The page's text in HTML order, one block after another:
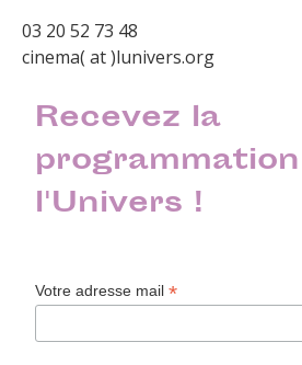
03 20 52 73 48
cinema( at )lunivers.org
Recevez la
l'Univers !
Votre adresse mail*